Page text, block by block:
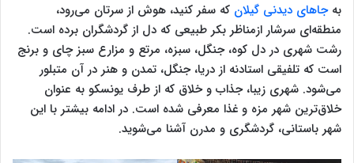
بهجاهای دیدنی گیلان که سفر کنید، هوش از سرتان می‌رود،
منطقه‌ای سرشار ازمناظر بکر طبیعی که دل از گردشگران برده است.
رشت شهری در دل کوه، جنگل، سبزه، مرتع و مزارع سبز چای و برنج
است که تلفیقی استادنه از دریا، جنگل، تمدن و هنر در آن متبلور
می‌شود. شهری زیبا، جذاب و خلاق که از طرف یونسکو به عنوان
خلاق‌ترین شهر مزه و غذا معرفی شده‌ است. در ادامه بیشتر با این
شهر باستانی، گردشگری و مدرن آشنا می‌شوید.